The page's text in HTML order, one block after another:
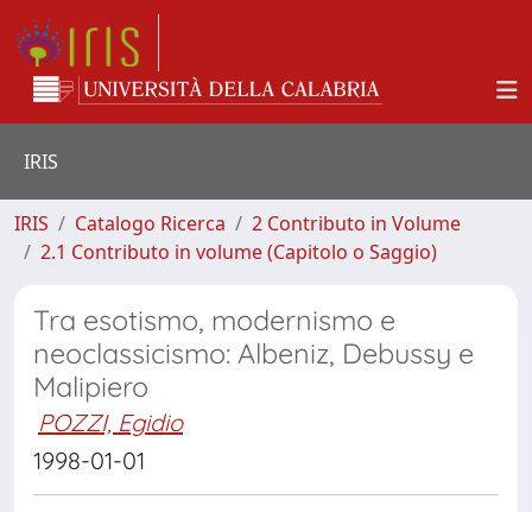
IRIS
IRIS Catalogo Ricerca
2 Contributo in Volume
2.1 Contributo in volume (Capitolo o Saggio)
Tra esotismo, modernismo e
neoclassicismo: Albeniz, Debussy e
Malipiero
POZZI, Egidio
1998-01-01